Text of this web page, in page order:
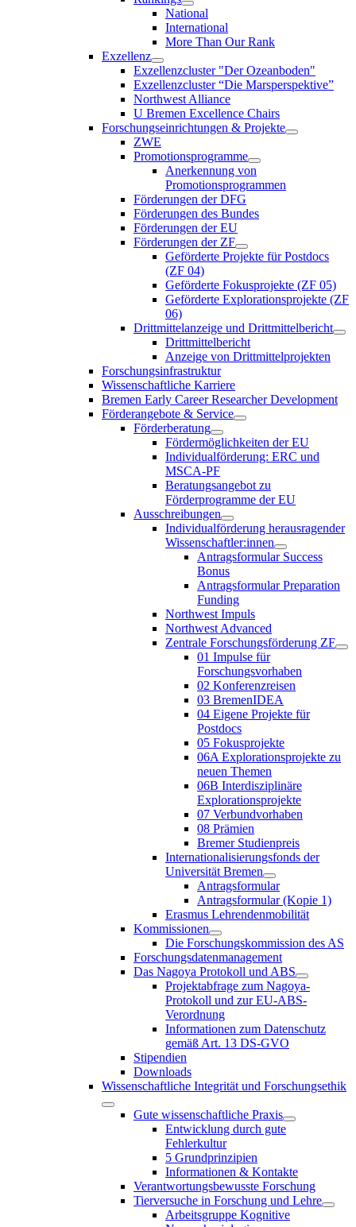
National
International
More Than Our Rank
Exzellenz
Exzellenzcluster "Der Ozeanboden"
Exzellenzcluster “Die Marsperspektive”
Northwest Alliance
U Bremen Excellence Chairs
Forschungseinrichtungen & Projekte
ZWE
Promotionsprogramme
Anerkennung von
Promotionsprogrammen
Förderungen der DFG
Förderungen des Bundes
Förderungen der EU
Förderungen der ZF
Geförderte Projekte für Postdocs
(ZF 04)
Geförderte Fokusprojekte (ZF 05)
Geförderte Explorationsprojekte (ZF
06)
Drittmittelanzeige und Drittmittelbericht
Drittmittelbericht
Anzeige von Drittmittelprojekten
Forschungsinfrastruktur
Wissenschaftliche Karriere
Bremen Early Career Researcher Development
Förderangebote & Service
Förderberatung
Fördermöglichkeiten der EU
Individualförderung: ERC und
MSCA-PF
Beratungsangebot zu
Förderprogramme der EU
Ausschreibungen
Individualförderung herausragender
Wissenschaftler:innen
Antragsformular Success
Bonus
Antragsformular Preparation
Funding
Northwest Impuls
Northwest Advanced
Zentrale Forschungsförderung ZF
01 Impulse für
Forschungsvorhaben
02 Konferenzreisen
03 BremenIDEA
04 Eigene Projekte für
Postdocs
05 Fokusprojekte
06A Explorationsprojekte zu
neuen Themen
06B Interdisziplinäre
Explorationsprojekte
07 Verbundvorhaben
08 Prämien
Bremer Studienpreis
Internationalisierungsfonds der
Universität Bremen
Antragsformular
Antragsformular (Kopie 1)
Erasmus Lehrendenmobilität
Kommissionen
Die Forschungskommission des AS
Forschungsdatenmanagement
Das Nagoya Protokoll und ABS
Projektabfrage zum Nagoya-
Protokoll und zur EU-ABS-
Verordnung
Informationen zum Datenschutz
gemäß Art. 13 DS-GVO
Stipendien
Downloads
Wissenschaftliche Integrität und Forschungsethik
Gute wissenschaftliche Praxis
Entwicklung durch gute
Fehlerkultur
5 Grundprinzipien
Informationen & Kontakte
Verantwortungsbewusste Forschung
Tierversuche in Forschung und Lehre
Arbeitsgruppe Kognitive